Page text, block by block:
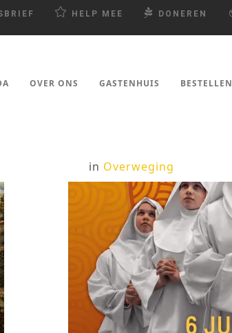
HELP MEE DONEREN
OVER ONS GASTENHUIS BESTELLEN
in Overweging